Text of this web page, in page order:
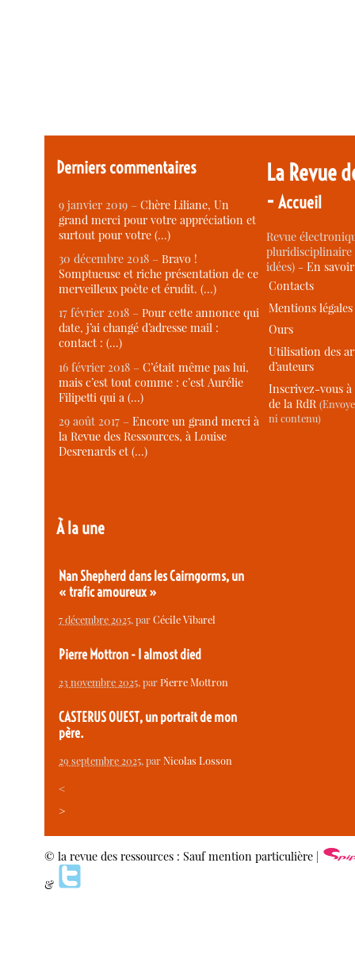
Derniers commentaires
9 janvier 2019 –Chère Liliane, Un
grand merci pour votre appréciation et
surtout pour votre (…)
30 décembre 2018 –Bravo !
Somptueuse et riche présentation de ce
merveilleux poète et érudit. (…)
17 février 2018 –Pour cette annonce qui
date, j’ai changé d’adresse mail :
contact : (…)
16 février 2018 –C’était même pas lui,
mais c’est tout comme : c’est Aurélie
Filipetti qui a (…)
29 août 2017 –Encore un grand merci à
la Revue des Ressources, à Louise
Desrenards et (…)
À la une
Nan Shepherd dans les Cairngorms, un
« trafic amoureux »
7 décembre 2025, parCécile Vibarel
Pierre Mottron - I almost died
23 novembre 2025, parPierre Mottron
CASTERUS OUEST, un portrait de mon
père.
29 septembre 2025, parNicolas Losson
<
>
La Revue
-Accueil
Revue
idées) -En
Contacts
Mentions légales
Ours
Utilisation des
d’auteurs
Inscrivez-vous
de la RdR
ni contenu)
© la revue des ressources : Sauf mention particulière |
&